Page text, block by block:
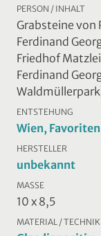
PERSON / INHALT
Grabsteine von
Ferdinand
Friedhof
Ferdinand
ENTSTEHUNG
Wien, Favoriten
HERSTELLER
unbekannt
MASSE
10 x 8,5
MATERIAL / TECHNIK